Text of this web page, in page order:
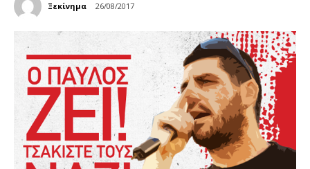
Ξεκίνημα 26/08/2017